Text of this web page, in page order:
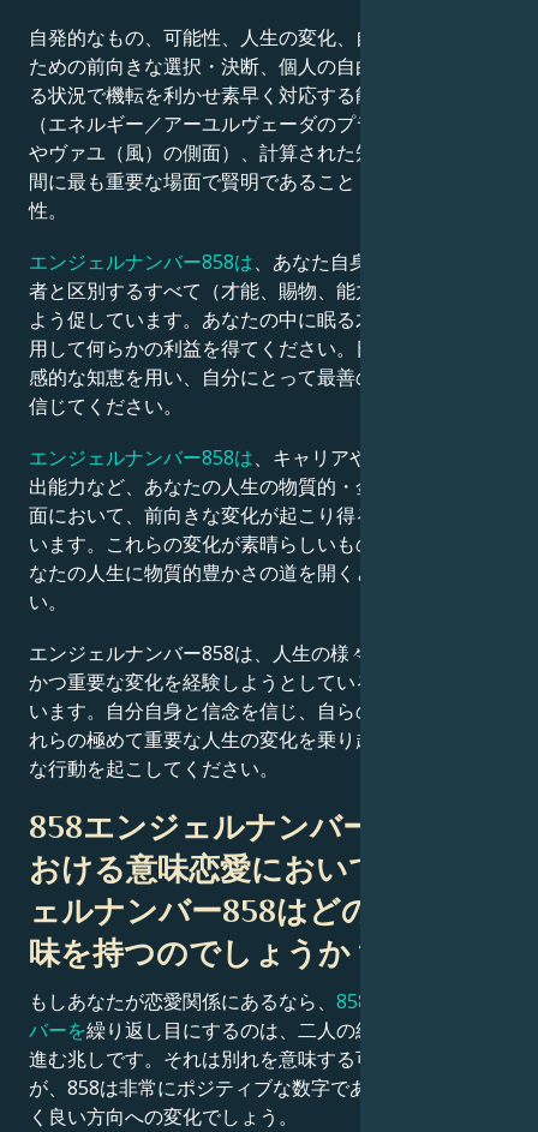
自発的なもの、可能性、人生の変化、自分自身や他者の
ための前向きな選択・決断、個人の自由と個性、あらゆ
る状況で機転を利かせ素早く対応する能力、強さと活力
（エネルギー／アーユルヴェーダのプラーナ（生命力）
やヴァユ（風）の側面）、計算された知性——必要な瞬
間に最も重要な場面で賢明であること； 適応力／柔軟
性。
エンジェルナンバー858は、あなた自身と、あなたを他
者と区別するすべて（才能、賜物、能力）に自信を持つ
よう促しています。あなたの中に眠る才能を見つけ、活
用して何らかの利益を得てください。日々の決断には直
感的な知恵を用い、自分にとって最善の選択ができると
信じてください。
エンジェルナンバー858は、キャリアや専門職、収益創
出能力など、あなたの人生の物質的・金銭的・経済的側
面において、前向きな変化が起こり得ることを示唆して
います。これらの変化が素晴らしいものをもたらし、あ
なたの人生に物質的豊かさの道を開くと信じてくださ
い。
エンジェルナンバー858は、人生の様々な領域で前向き
かつ重要な変化を経験しようとしていることを示唆して
います。自分自身と信念を信じ、自らの力を発揮し、こ
れらの極めて重要な人生の変化を乗り越えるために必要
な行動を起こしてください。
858エンジェルナンバーの恋愛に
おける意味恋愛においてエンジ
ェルナンバー858はどのような意
味を持つのでしょうか？
もしあなたが恋愛関係にあるなら、 858エンジェルナン
バーを繰り返し目にするのは、二人の絆が新たな段階へ
進む兆しです。それは別れを意味する可能性もあります
が、858は非常にポジティブな数字であるため、おそら
く良い方向への変化でしょう。